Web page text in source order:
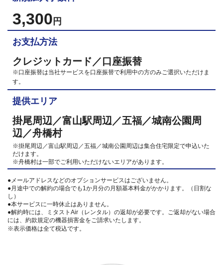
3,300 円
お支払方法
クレジットカード／口座振替
※口座振替は当社サービスを口座振替で利用中の方のみご選択いただけま
す。
提供エリア
掛尾周辺／富山駅周辺／五福／城南公園周
辺／舟橋村
※掛尾周辺／富山駅周辺／五福／城南公園周辺は集合住宅限定で申込いた
だけます。
※舟橋村は一部でご利用いただけないエリアがあります。
●メールアドレスなどのオプションサービスはございません。
●月途中での解約の場合でも1か月分の月額基本料金がかかります。（日割な
し）
●本サービスに一時休止はありません。
●解約時には、ミタストAir（レンタル）の返却が必要です。ご返却がない場合
には、約款規定の機器損害金をご請求いたします。
※表示価格は全て税込です。